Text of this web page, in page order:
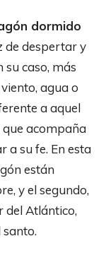
dormido
de despertar y
caso, más
agua o
a aquel
que acompaña
su fe. En esta
están
y el segundo,
del Atlántico,